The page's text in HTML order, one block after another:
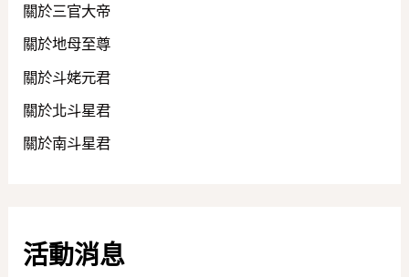
關於三官大帝
關於地母至尊
關於斗姥元君
關於北斗星君
關於南斗星君
活動消息